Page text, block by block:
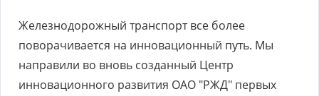
Железнодорожный транспорт все более
поворачивается на инновационный путь. Мы
направили во вновь созданный Центр
инновационного развития ОАО "РЖД" первых